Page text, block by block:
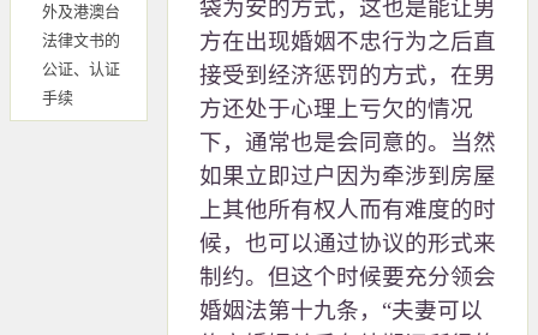
外及港澳台
法律文书的
公证、认证
手续
袋为安的方式，这也是能让男
方在出现婚姻不忠行为之后直
接受到经济惩罚的方式，在男
方还处于心理上亏欠的情况
下，通常也是会同意的。当然
如果立即过户因为牵涉到房屋
上其他所有权人而有难度的时
候，也可以通过协议的形式来
制约。但这个时候要充分领会
婚姻法第十九条，“夫妻可以